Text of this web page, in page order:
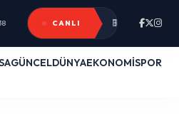
CANLI Bolu Dağı
Trump'tan
GÜNCELDÜNYAEKONOMİSPOR